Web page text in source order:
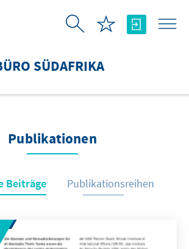
SÜDAFRIKA
Publikationen
Beiträge Publikationsreihen